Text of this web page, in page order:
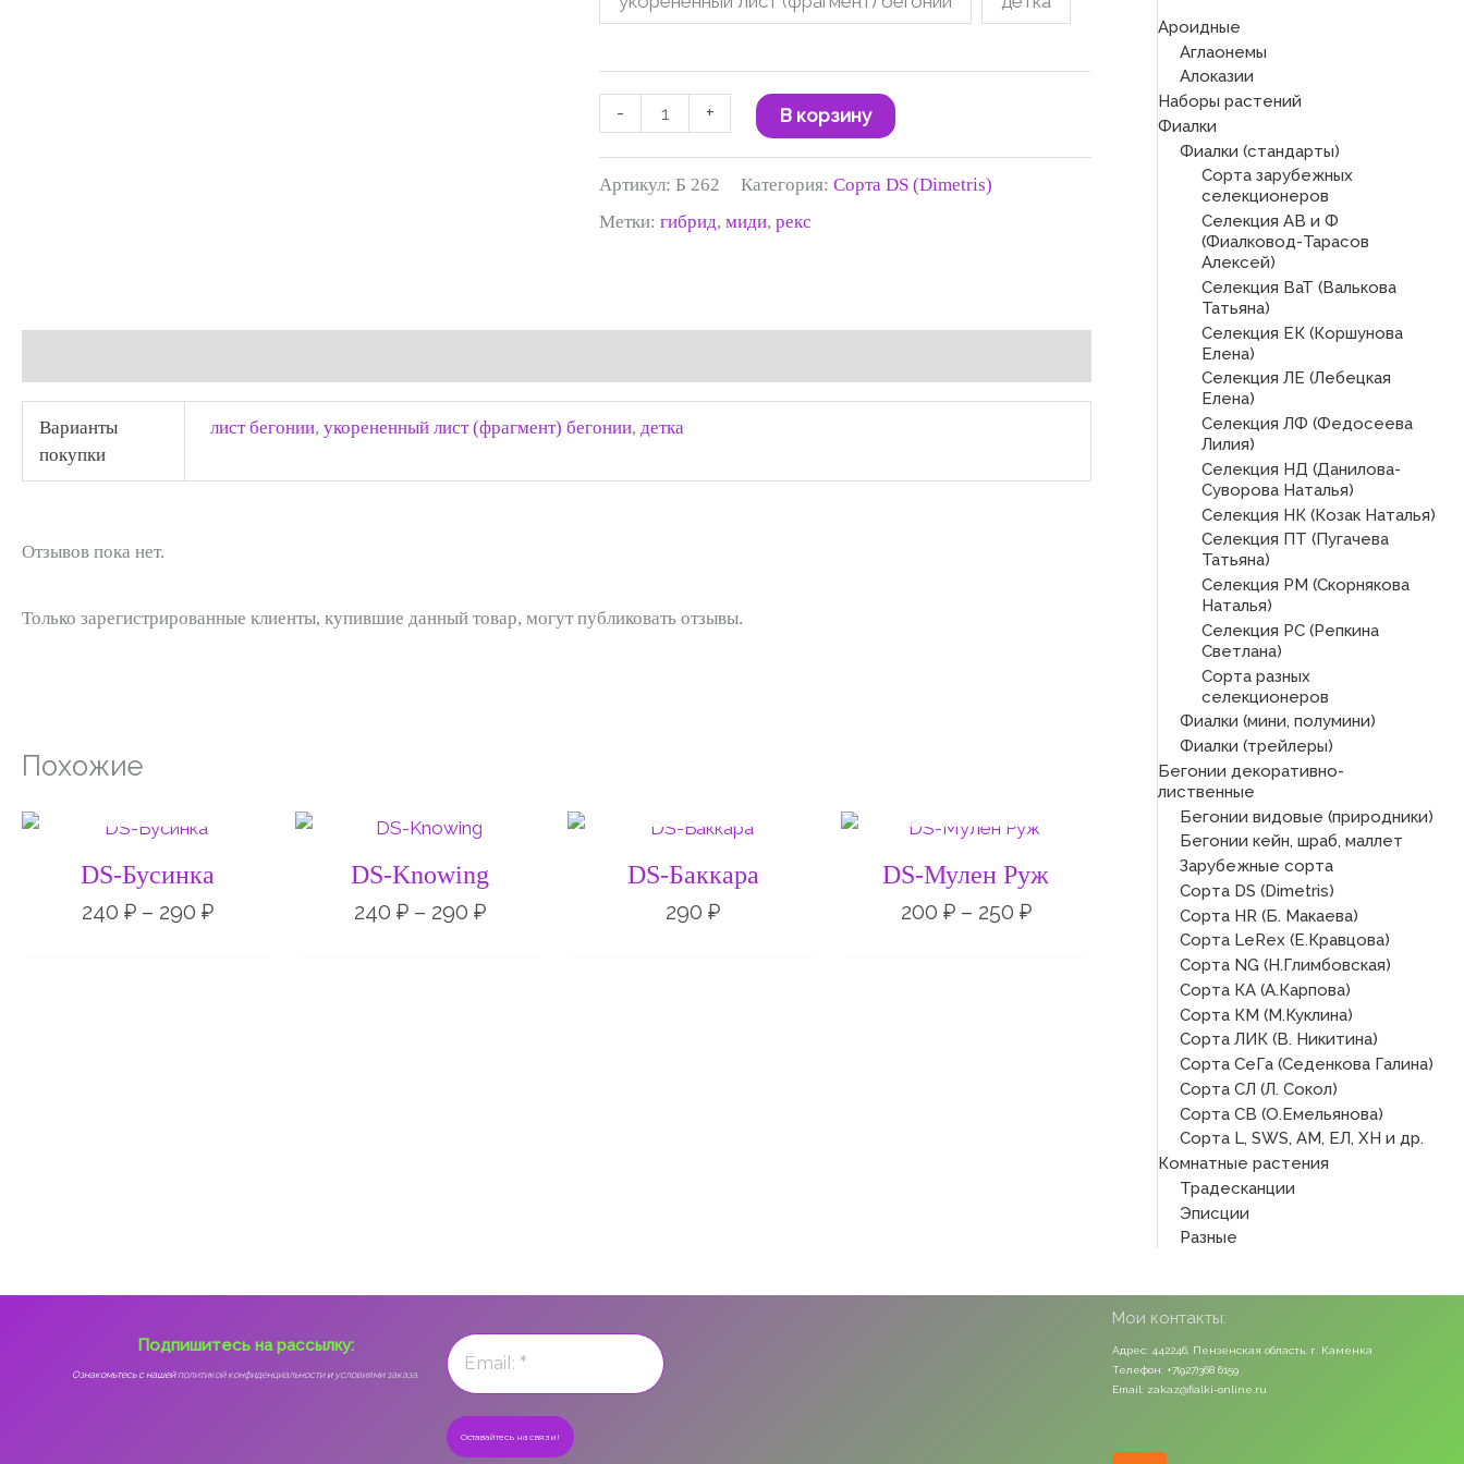
- + В корзину
Артикул:Б 262 Категория:Сорта DS (Dimetris)
Метки:гибрид,миди,рекс
Варианты
покупки
лист бегонии, укорененный лист (фрагмент) бегонии, детка
Отзывов пока нет.
Только зарегистрированные клиенты, купившие данный товар, могут публиковать отзывы.
Похожие
DS-Бусинка
240 ₽ – 290 ₽
Диапазон
–
290 ₽
DS-Knowing
240₽ – 290₽
Диапазон
240 ₽
–
290 ₽
DS-Баккара
290₽
DS-Мулен Руж
200 ₽ – 250 ₽
Диапазон
цен:
200 ₽
–
250 ₽
Ароидные
Аглаонемы
Алоказии
Наборы растений
Фиалки
Фиалки (стандарты)
Сорта зарубежных
селекционеров
Селекция АВ и Ф
(Фиалковод-Тарасов
Алексей)
Селекция ВаТ (Валькова
Татьяна)
Селекция ЕК (Коршунова
Елена)
Селекция ЛЕ (Лебецкая
Елена)
Селекция ЛФ (Федосеева
Лилия)
Селекция НД (Данилова-
Суворова Наталья)
Селекция НК (Козак Наталья)
Селекция ПТ (Пугачева
Татьяна)
Селекция РМ (Скорнякова
Наталья)
Селекция РС (Репкина
Светлана)
Сорта разных
селекционеров
Фиалки (мини, полумини)
Фиалки (трейлеры)
Бегонии декоративно-
лиственные
Бегонии видовые (природники)
Бегонии кейн, шраб, маллет
Зарубежные сорта
Сорта DS (Dimetris)
Сорта HR (Б. Макаева)
Сорта LeRex (Е.Кравцова)
Сорта NG (Н.Глимбовская)
Сорта КА (А.Карпова)
Сорта КМ (М.Куклина)
Сорта ЛИК (В. Никитина)
Сорта СеГа (Седенкова Галина)
Сорта СЛ (Л. Сокол)
Сорта СВ (О.Емельянова)
Сорта L, SWS, АМ, ЕЛ, ХН и др.
Комнатные растения
Традесканции
Эписции
Разные
Подпишитесь на рассылку:
Ознакомьтесь с нашей политикой конфиденциальностии условиями заказа.
Мои контакты:
Адрес: 442246, Пензенская область, г. Каменка
Телефон: +7(927)368 6159
Email: zakaz@fialki-online.ru